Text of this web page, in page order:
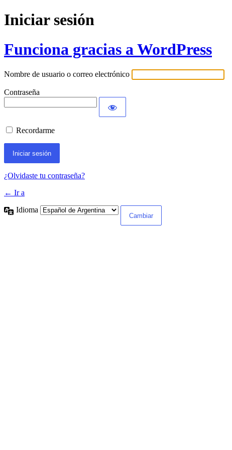
Iniciar sesión
Funciona gracias a WordPress
Nombre de usuario o correo electrónico
Contraseña
Recordarme
¿Olvidaste tu contraseña?
← Ir a
Idioma